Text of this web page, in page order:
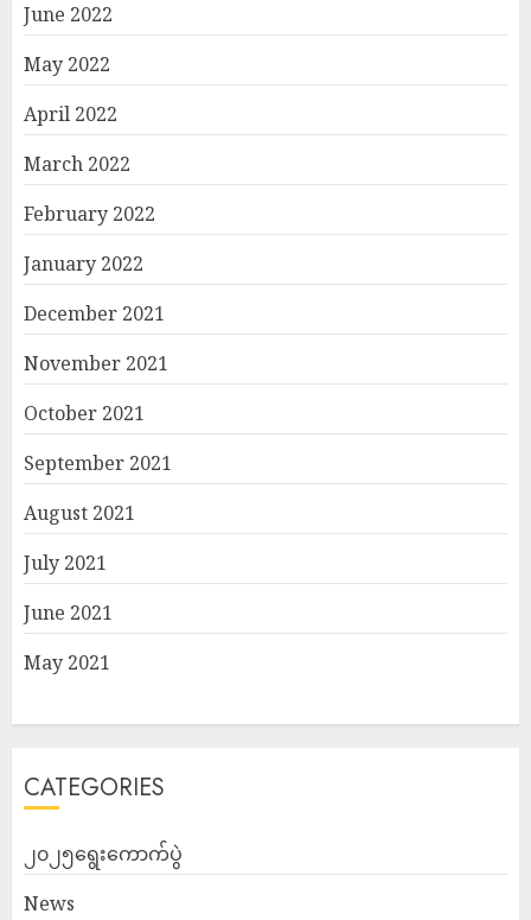
June 2022
May 2022
April 2022
March 2022
February 2022
January 2022
December 2021
November 2021
October 2021
September 2021
August 2021
July 2021
June 2021
May 2021
CATEGORIES
၂၀၂၅ရွေးကောက်ပွဲ
News